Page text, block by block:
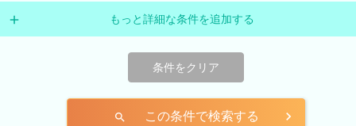
もっと詳細な条件を追加する
条件をクリア
search この条件で検索する